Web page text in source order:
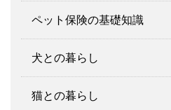
ペット保険の基礎知識
犬との暮らし
猫との暮らし